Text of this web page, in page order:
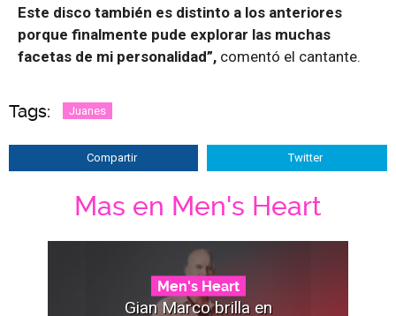
Este disco también es distinto a los anteriores
porque finalmente pude explorar las muchas
facetas de mi personalidad”, comentó el cantante.
Tags: Juanes
Compartir Twitter
Mas en Men's Heart
Men's Heart
Gian Marco brilla en